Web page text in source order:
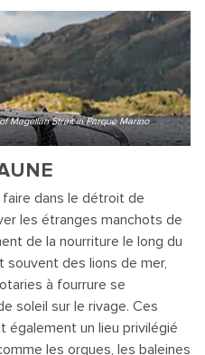
Magellan Strait in Parque Marino
faire dans le détroit de
les étranges manchots de
de la nourriture le long du
des lions de mer,
à fourrure se
soleil sur le rivage. Ces
également un lieu privilégié
les orques, les baleines